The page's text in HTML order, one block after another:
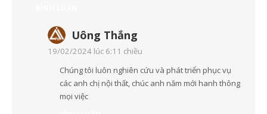
Uông Thắng
19/02/2024 lúc 6:11 chiều
Chúng tôi luôn nghiên cứu và phát triển phục vụ
các anh chị nội thất, chúc anh năm mới hanh thông
mọi việc